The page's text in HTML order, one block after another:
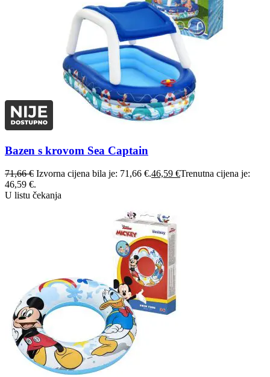
Bazen s krovom Sea Captain
71,66€ Izvorna cijena bila je: 71,66 €.46,59 €Trenutna cijena je:
46,59 €.
U listu čekanja